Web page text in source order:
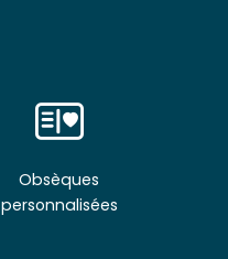
Obsèques
personnalisées